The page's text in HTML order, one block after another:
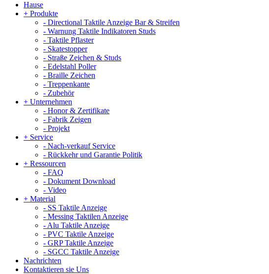
Hause
+ Produkte
- Directional Taktile Anzeige Bar & Streifen
- Warnung Taktile Indikatoren Studs
- Taktile Pflaster
- Skatestopper
- Straße Zeichen & Studs
- Edelstahl Poller
- Braille Zeichen
- Treppenkante
- Zubehör
+ Unternehmen
- Honor & Zertifikate
- Fabrik Zeigen
- Projekt
+ Service
- Nach-verkauf Service
- Rückkehr und Garantie Politik
+ Ressourcen
- FAQ
- Dokument Download
- Video
+ Material
- SS Taktile Anzeige
- Messing Taktilen Anzeige
- Alu Taktile Anzeige
- PVC Taktile Anzeige
- GRP Taktile Anzeige
- SGCC Taktile Anzeige
Nachrichten
Kontaktieren sie Uns